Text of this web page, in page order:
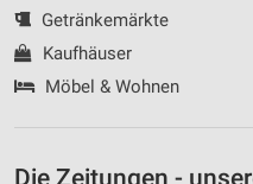
Getränkemärkte
Kaufhäuser
Möbel & Wohnen